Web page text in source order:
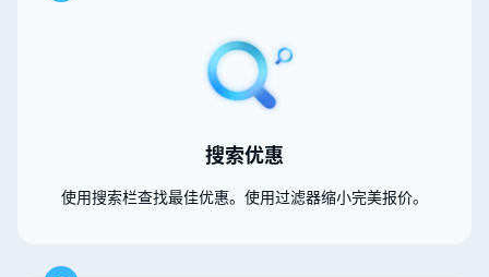
搜索优惠
使用搜索栏查找最佳优惠。使用过滤器缩小完美报价。